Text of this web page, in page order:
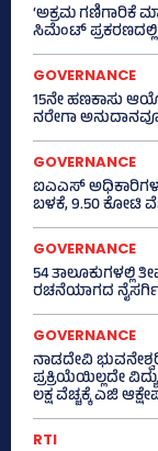
‘ಅಕ್ರಮ ಗಣಿಗಾರಿಕೆ
ಸಿಮೆಂಟ್
GOVERNANCE
15ನೇ ಹಣಕಾಸು
ನರೇಗಾ
GOVERNANCE
ಐಎಎಸ್‌
ಬಳಕೆ, 9.50 ಕೋಟಿ
GOVERNANCE
54 ತಾಲೂಕುಗಳಲ್ಲಿ
ರಚನೆಯಾಗದ
GOVERNANCE
ನಾಡದೇವಿ
ಪ್ರಕ್ರಿಯೆಯಿಲ್ಲದೇ
ಲಕ್ಷ ವೆಚ್ಚಕ್ಕೆ ಎಜಿ
RTI